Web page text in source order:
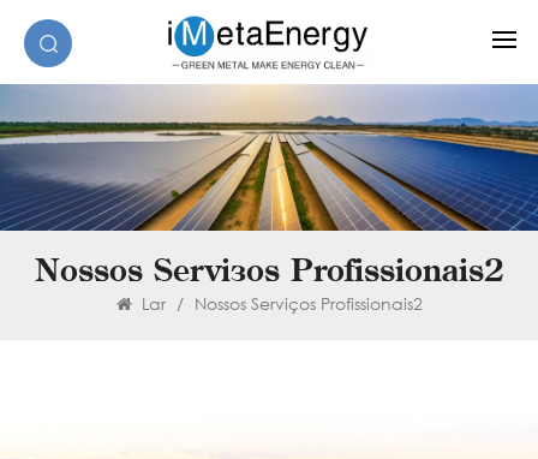
Nossos Serviços Profissionais2
Lar / Nossos Serviços Profissionais2